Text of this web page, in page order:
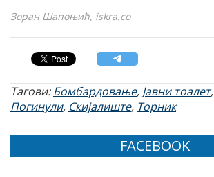
Зоран Шапоњић, iskra.co
Тагови:Бомбардовање, Јавни тоалет,
Погинули, Скијалиште, Торник
FACEBOOK